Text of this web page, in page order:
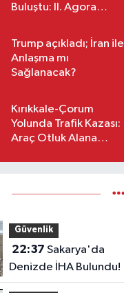
Buluştu: II. Agora
Trump açıkladı; İran ile
Anlaşma mı
Sağlanacak?
Kırıkkale-Çorum
Yolunda Trafik Kazası:
Araç Otluk Alana
Güvenlik
22:37 Sakarya'da
Denizde İHA Bulundu!